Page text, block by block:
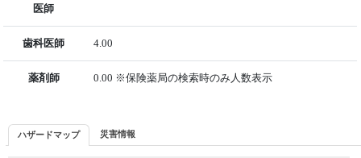
医師
歯科医師 4.00
薬剤師 0.00 ※保険薬局の検索時のみ人数表示
ハザードマップ 災害情報